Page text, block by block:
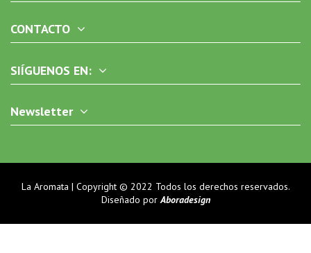
CONTACTO
SIÍGUENOS EN:
Newsletter
La Aromata | Copyright © 2022 Todos los derechos reservados.
Diseñado porAboradesign